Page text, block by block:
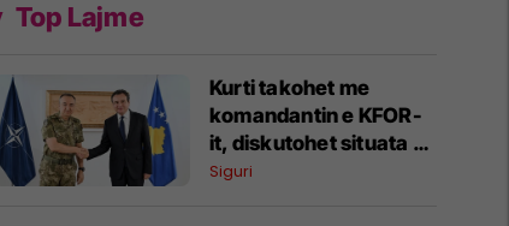
Top Lajme
Kurti takohet me
komandantin e KFOR-
it, diskutohet situata e
sigurisë në Kosovë dhe
Siguri